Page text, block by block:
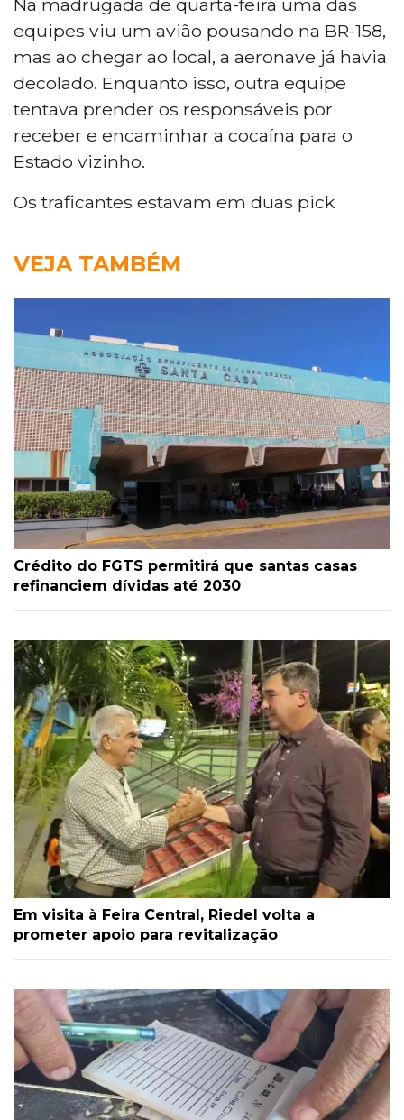
equipes viu um avião pousando na BR-158,
mas ao chegar ao local, a aeronave já havia
decolado. Enquanto isso, outra equipe
tentava prender os responsáveis por
receber e encaminhar a cocaína para o
Estado vizinho.
Os traficantes estavam em duas pick
VEJA TAMBÉM
Crédito do FGTS permitirá que santas casas
refinanciem dívidas até 2030
Em visita à Feira Central, Riedel volta a
prometer apoio para revitalização